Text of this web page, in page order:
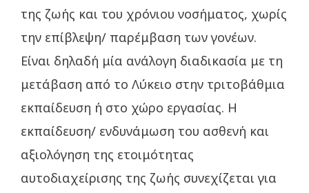
της ζωής και του χρόνιου νοσήματος, χωρίς
την επίβλεψη/ παρέμβαση των γονέων.
Είναι δηλαδή μία ανάλογη διαδικασία με τη
μετάβαση από το Λύκειο στην τριτοβάθμια
εκπαίδευση ή στο χώρο εργασίας. Η
εκπαίδευση/ ενδυνάμωση του ασθενή και
αξιολόγηση της ετοιμότητας
αυτοδιαχείρισης της ζωής συνεχίζεται για